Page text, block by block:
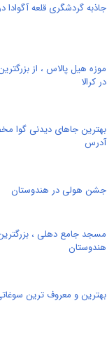
جاذبه گردشگری قلعه آگوادا
موزه هیل پالاس ، از
در کرالا
بهترین جاهای دیدنی گوا
آدرس
جشن هولی در هندوستان
مسجد جامع دهلی ،
هندوستان
بهترین و معروف ترین